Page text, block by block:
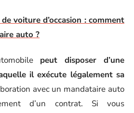
voiture d’occasion : comment
auto ?
peut disposer d’une
il exécute légalement sa
avec un mandataire auto
d’un contrat. Si vous